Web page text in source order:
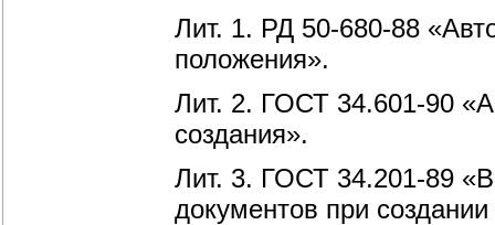
Лит. 1. РД 50-680-88
положения».
Лит. 2. ГОСТ 34.601-90
создания».
Лит. 3. ГОСТ 34.201-89
документов при